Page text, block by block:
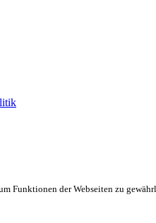
Funktionen der Webseiten zu